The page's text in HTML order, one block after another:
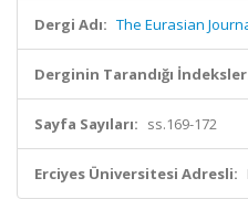
Dergi Adı: The Eurasian
Derginin Tarandığı
Sayfa Sayıları: ss.169-172
Erciyes Üniversitesi Adresli: